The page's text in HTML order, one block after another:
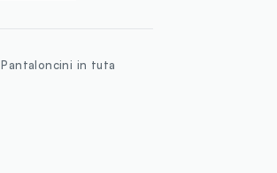
Pantaloncini in tuta